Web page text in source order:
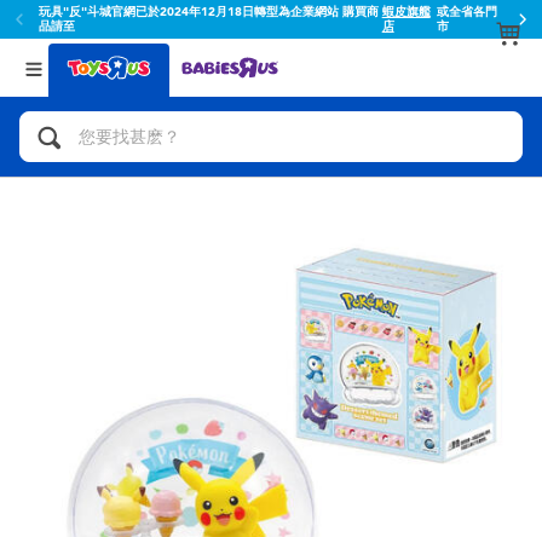
玩具"反"斗城官網已於2024年12月18日轉型為企業網站 購買商
品請至
蝦皮旗艦
店
或全省各門
市
返回
分類目錄
人氣英雄,角色扮演,射擊玩具
玩具車,貨車,火車及遙控系列
手工藝,文具,蠟筆,泥膠,畫板
娃娃, 芭比,收藏公仔
返回
品牌
Toy Story玩具總動員
Miniso名創優品
playpop